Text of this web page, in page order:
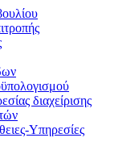
διαχείρισης
Υπηρεσίες